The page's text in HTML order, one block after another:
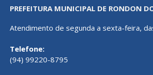
PREFEITURA MUNICIPAL DE RONDON
Atendimento de segunda a sexta-feira,
Telefone:
(94) 99220-8795